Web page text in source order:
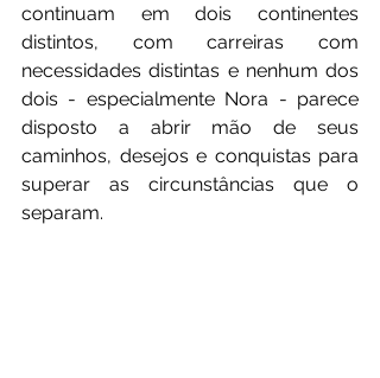
continuam em dois continentes
distintos, com carreiras com
necessidades distintas e nenhum dos
dois - especialmente Nora - parece
disposto a abrir mão de seus
caminhos, desejos e conquistas para
superar as circunstâncias que o
separam.